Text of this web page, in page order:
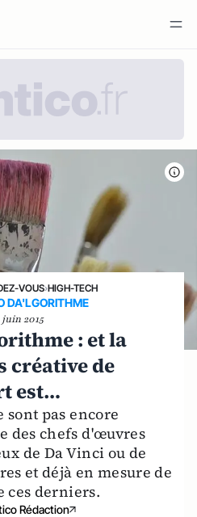
VOUS›HIGH-TECH
DA'LGORITHME
juin 2015
: et la
créative de
est…
pas encore
des chefs d'œuvres
de Da Vinci ou de
et déjà en mesure de
ces derniers.
Rédaction